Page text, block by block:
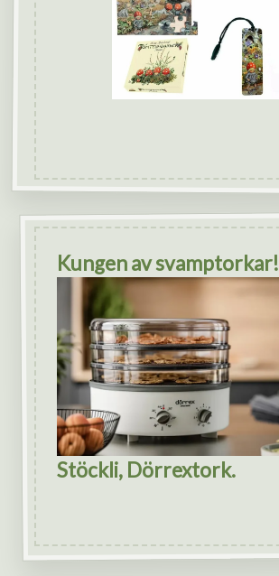
Kungen av svamptorkar!
Stöckli, Dörrextork.